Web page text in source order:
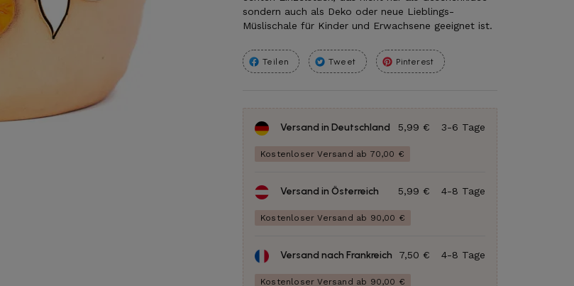
sondern auch als Deko oder neue Lieblings-
Müslischale für Kinder und Erwachsene geeignet ist.
Teilen Tweet Pinterest
Versand in Deutschland 3-6 Tage
5,99 €
Kostenloser Versand ab 70,00 €
Versand in Österreich 4-8 Tage
5,99 €
Kostenloser Versand ab 90,00 €
Versand nach Frankreich 4-8 Tage
7,50 €
Kostenloser Versand ab 90,00 €